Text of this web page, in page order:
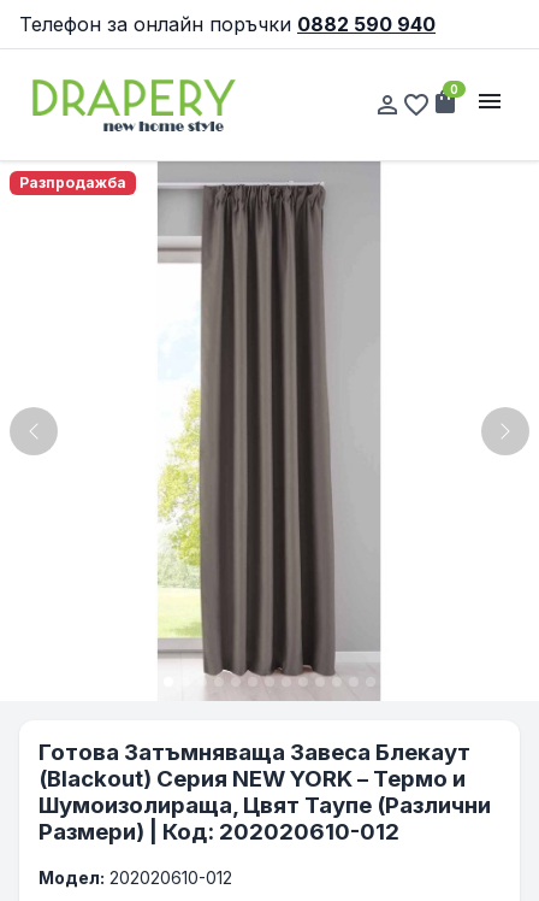
Телефон за онлайн поръчки 0882 590 940
person_outline favorite_border shopping_bag
0 menu
Разпродажба
Previous
Готова Затъмняваща Завеса Блекаут
(Blackout) Серия NEW YORK – Термо и
Шумоизолираща, Цвят Таупе (Различни
Размери) | Код: 202020610-012
Модел: 202020610-012